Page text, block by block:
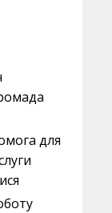
для